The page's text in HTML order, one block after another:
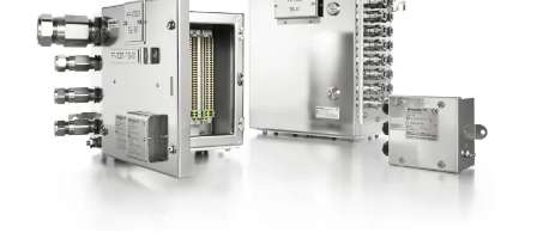
tratarea
apelor
uzate
Soluții
în
industria
apei
Workplace
și
accesorii
Unelte